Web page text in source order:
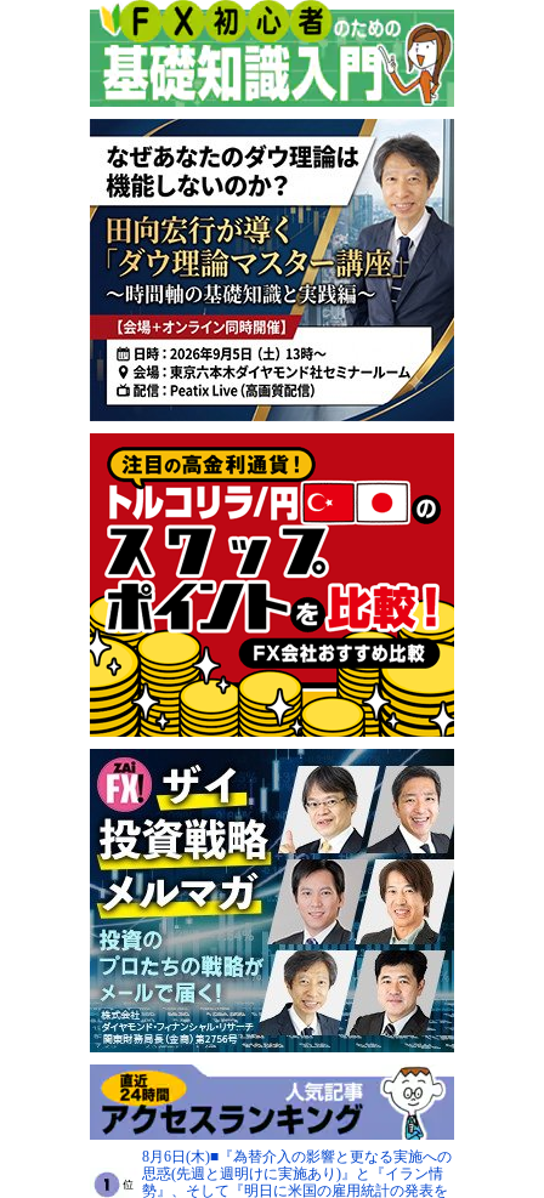
8月6日(木)■『為替介入の影響と更なる実施への
思惑(先週と週明けに実施あり)』と『イラン情
勢』、そして『明日に米国の雇用統計の発表を